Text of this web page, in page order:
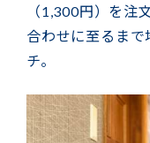
（1,300円）を注
合わせに至るま
チ。